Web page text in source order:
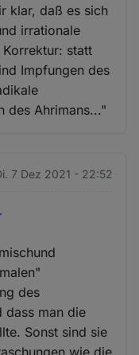
klar, daß es sich
irrationale
Korrektur: statt
Impfungen des
des Ahrimans..."
7 Dez 2021 - 22:52
des
dass man die
Sonst sind sie
wie die